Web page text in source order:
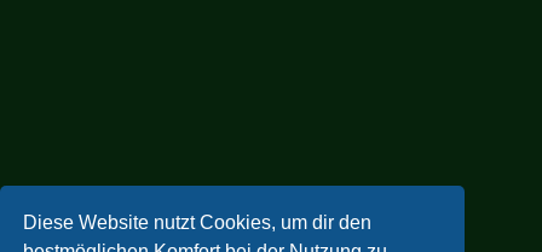
Diese Website nutzt Cookies, um dir den